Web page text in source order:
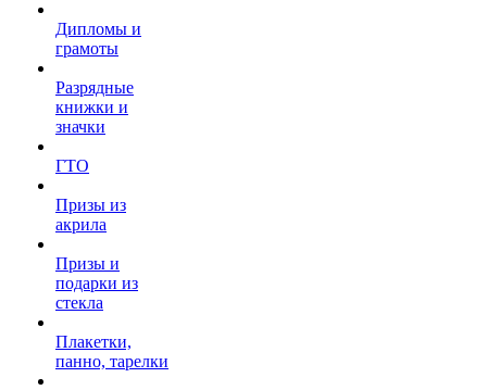
Дипломы и
грамоты
Разрядные
книжки и
значки
ГТО
Призы из
акрила
Призы и
подарки из
стекла
Плакетки,
панно, тарелки